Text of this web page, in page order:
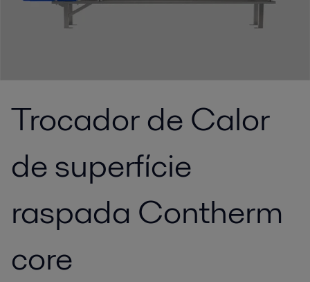
Trocador de Calor
de superfície
raspada Contherm
core